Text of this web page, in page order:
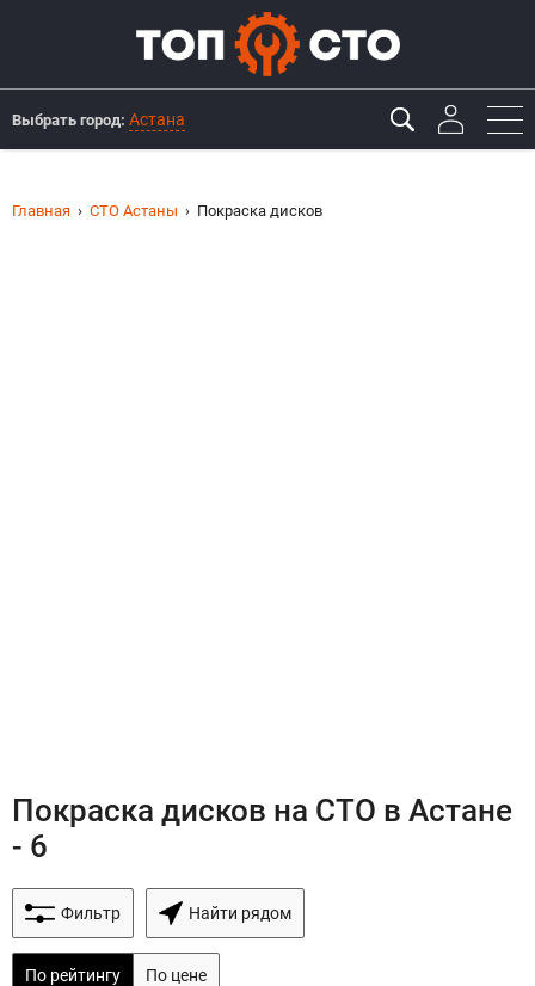
Выбрать город: Астана
Главная СТО Астаны Покраска дисков
Покраска дисков на СТО в Астане
- 6
Фильтр Найти рядом
По рейтингу По цене